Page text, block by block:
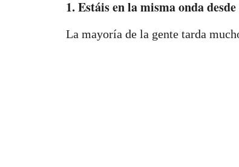
1. Estáis en la misma onda
La mayoría de la gente tarda